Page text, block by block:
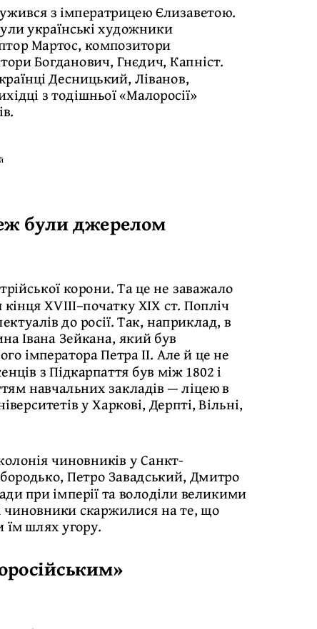
з імператрицею Єлизаветою.
українські художники
Мартос, композитори
Богданович, Гнєдич, Капніст.
Десницький, Ліванов,
з тодішньої «Малоросії»
були джерелом
корони. Та це не заважало
XVІІІ–початку ХІХ ст. Попліч
до росії. Так, наприклад, в
Івана Зейкана, який був
імператора Петра ІІ. Але й це не
з Підкарпаття був між 1802 і
навчальних закладів — ліцею в
у Харкові, Дерпті, Вільні,
чиновників у Санкт-
Петро Завадський, Дмитро
при імперії та володіли великими
чиновники скаржилися на те, що
їм шлях угору.